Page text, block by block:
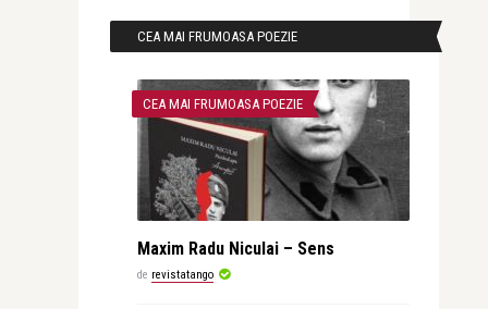
CEA MAI FRUMOASA POEZIE
CEA MAI FRUMOASA POEZIE
Maxim Radu Niculai – Sens
de revistatango